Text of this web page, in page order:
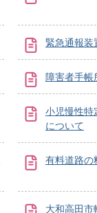
緊急通報装
障害者手帳
小児慢性特
について
有料道路の
大和高田市